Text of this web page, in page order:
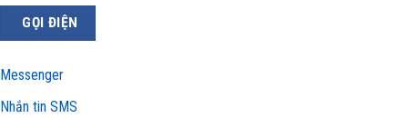
GỌI ĐIỆN
Messenger
Nhắn tin SMS